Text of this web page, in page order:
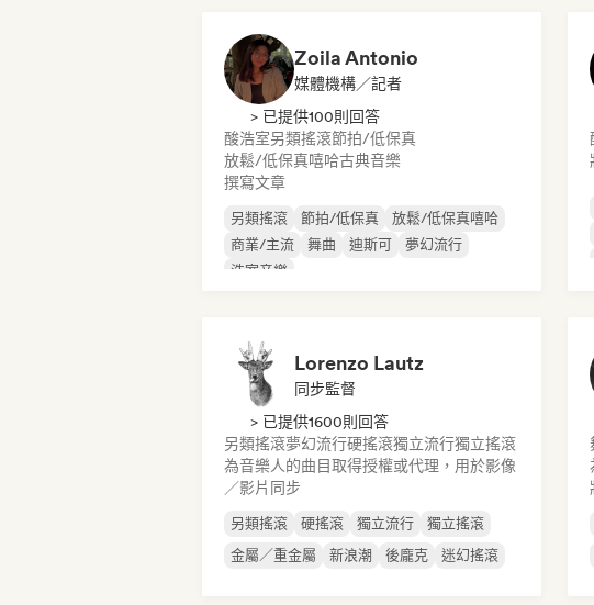
Zoila Antonio
媒體機構／記者
> 已提供100則回答
酸浩室另類搖滾節拍/低保真
放鬆/低保真嘻哈古典音樂
撰寫文章
另類搖滾 節拍/低保真
放鬆/低保真嘻哈
商業/主流
舞曲 迪斯可
夢幻流行
浩室音樂
Lorenzo Lautz
同步監督
> 已提供1600則回答
另類搖滾夢幻流行硬搖滾獨立流行獨立搖滾
為音樂人的曲目取得授權或代理，用於影像
／影片同步
另類搖滾 硬搖滾 獨立流行
獨立搖滾
金屬／重金屬
新浪潮 後龐克 迷幻搖滾